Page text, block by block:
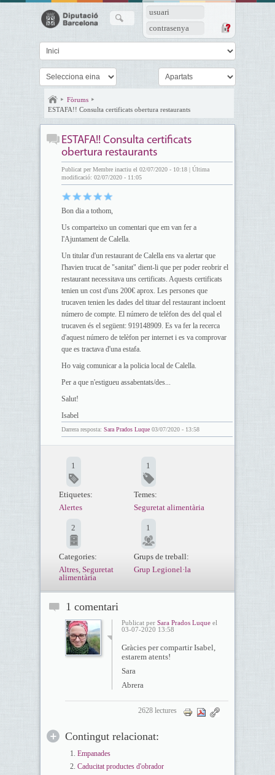
usuari
contrasenya
Fòrums
ESTAFA!! Consulta certificats obertura restaurants
ESTAFA!! Consulta certificats
obertura restaurants
Publicat per Membre inactiu el 02/07/2020 - 10:18 | Última
modificació: 02/07/2020 - 11:05
Bon dia a tothom,
Us comparteixo un comentari que em van fer a
l'Ajuntament de Calella.
Un titular d'un restaurant de Calella ens va alertar que
l'havien trucat de "sanitat" dient-li que per poder reobrir el
restaurant necessitava uns certificats. Aquests certificats
tenien un cost d'uns 200€ aprox. Les persones que
trucaven tenien les dades del tituar del restaurant incloent
número de compte. El número de telèfon des del qual el
trucaven és el següent: 919148909. Es va fer la recerca
d'aquest número de telèfon per internet i es va comprovar
que es tractava d'una estafa.
Ho vaig comunicar a la policia local de Calella.
Per a que n'estigueu assabentats/des...
Salut!
Isabel
Darrera resposta: Sara Prados Luque03/07/2020 - 13:58
1
Etiquetes:
Alertes
1
Temes:
Seguretat alimentària
2
Categories:
Altres, Seguretat
alimentària
1
Grups de treball:
Grup Legionel·la
1 comentari
Publicat per Sara Prados Luqueel
03-07-2020 13:58
Gràcies per compartir Isabel,
estarem atents!
Sara
Abrera
2628 lectures
Contingut relacionat:
Empanades
Caducitat productes d'obrador